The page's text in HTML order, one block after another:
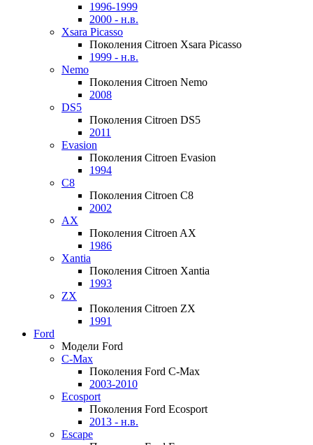
1996-1999
2000 - н.в.
Xsara Picasso
Поколения Citroen Xsara Picasso
1999 - н.в.
Nemo
Поколения Citroen Nemo
2008
DS5
Поколения Citroen DS5
2011
Evasion
Поколения Citroen Evasion
1994
C8
Поколения Citroen C8
2002
AX
Поколения Citroen AX
1986
Xantia
Поколения Citroen Xantia
1993
ZX
Поколения Citroen ZX
1991
Ford
Модели Ford
C-Max
Поколения Ford C-Max
2003-2010
Ecosport
Поколения Ford Ecosport
2013 - н.в.
Escape